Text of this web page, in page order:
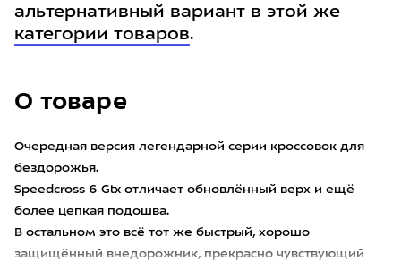
О товаре
Очередная версия легендарной серии кроссовок для
бездорожья.
Speedcross 6 Gtx отличает обновлённый верх и ещё
более цепкая подошва.
В остальном это всё тот же быстрый, хорошо
защищённый внедорожник, прекрасно чувствующий
альтернативный вариант в этой же
категории товаров.